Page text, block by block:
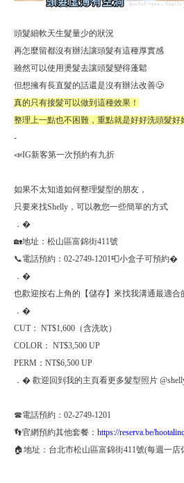
頭髮細軟天生髮量少的狀況
再怎麼留都沒有辦法讓頭髮有這種厚實感
雖然可以使用燙髮去讓頭髮變得蓬鬆
但想擁有長直髮的話還是沒有辦法改善🥲
真的只有接髮可以做到這種效果！
整理上一點也不困難，重點就是好好洗頭髮好
-
📣IG新客第一次預約有九折
如果不太知道如何整理髮型的朋友，
只要來找Shelly，可以教您一些簡單的方式
．�
🏡地址：松山區富錦街411號
📞電話預約：02-2749-1201📮小盒子可預約�⠀
．�
也歡迎按右上角的【儲存】來找我溝通最適合
．�
CUT： NT$1,600（含洗吹）
COLOR： NT$3,500 UP
PERM：NT$6,500 UP
．� 歡迎回到我的主頁看更多髮型照片
☎電話預約：02-2749-1201
👣官網預約其他套餐： https://reserva.be/
🏠地址：台北市松山區富錦街411號(每週一店